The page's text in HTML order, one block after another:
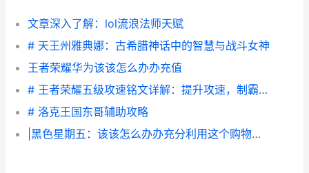
文章深入了解：lol流浪法师天赋
# 天王州雅典娜：古希腊神话中的智慧与战斗女神
王者荣耀华为该该怎么办办充值
# 王者荣耀五级攻速铭文详解：提升攻速，制霸游戏战场
# 洛克王国东哥辅助攻略
|黑色星期五：该该怎么办办充分利用这个购物狂欢节|